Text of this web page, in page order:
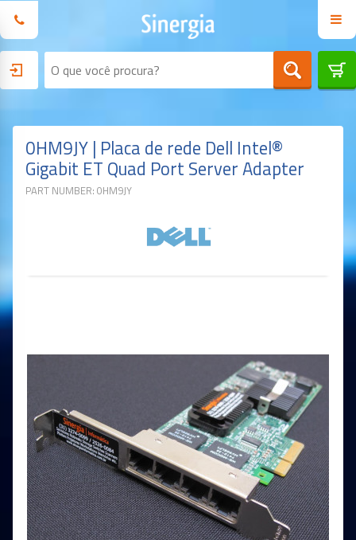
0HM9JY | Placa de rede Dell Intel®
Gigabit ET Quad Port Server Adapter
PART NUMBER: 0HM9JY